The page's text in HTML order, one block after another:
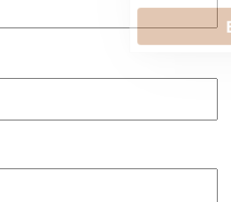
En savoir plus